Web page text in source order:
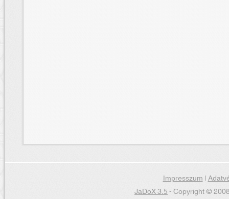
Impresszum|
JaDoX 3.5- Copyright ©